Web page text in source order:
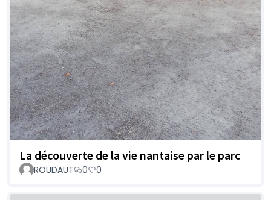
La découverte de la vie nantaise par le parc
ROUDAUT 0 0